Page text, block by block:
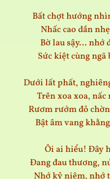
Bất chợt hướng
Nhấc cao dần
Bờ lau sậy… nhớ
Sức kiệt cùng
Dưới lất phất,
Trên xoa xoa,
Rươm rướm đỏ
Bật âm vang
Ôi ai hiểu! Đây
Đang đau thương,
Nhớ kỷ niệm, nhớ